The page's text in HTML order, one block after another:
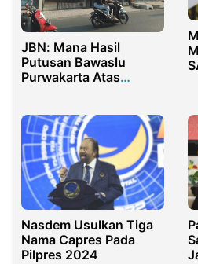
JBN: Mana Hasil
Putusan Bawaslu
Purwakarta Atas
Pelanggaran Pemilu
2024
Nasdem Usulkan Tiga
Nama Capres Pada
Pilpres 2024